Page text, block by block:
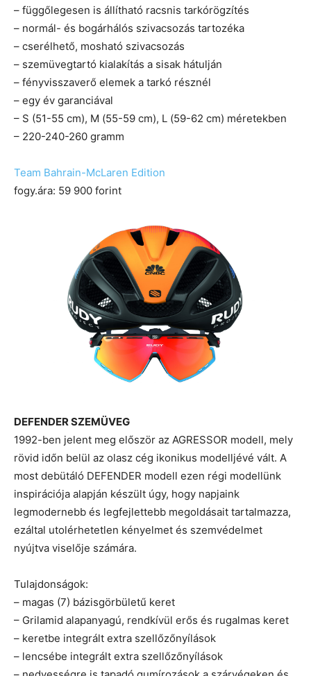
– függőlegesen is állítható racsnis tarkórögzítés
– normál- és bogárhálós szivacsozás tartozéka
– cserélhető, mosható szivacsozás
– szemüvegtartó kialakítás a sisak hátulján
– fényvisszaverő elemek a tarkó résznél
– egy év garanciával
– S (51-55 cm), M (55-59 cm), L (59-62 cm) méretekben
– 220-240-260 gramm
Team Bahrain-McLaren Edition
fogy.ára: 59 900 forint
DEFENDER SZEMÜVEG
1992-ben jelent meg először az AGRESSOR modell, mely
rövid időn belül az olasz cég ikonikus modelljévé vált. A
most debütáló DEFENDER modell ezen régi modellünk
inspirációja alapján készült úgy, hogy napjaink
legmodernebb és legfejlettebb megoldásait tartalmazza,
ezáltal utolérhetetlen kényelmet és szemvédelmet
nyújtva viselője számára.
Tulajdonságok:
– magas (7) bázisgörbületű keret
– Grilamid alapanyagú, rendkívül erős és rugalmas keret
– keretbe integrált extra szellőzőnyílások
– lencsébe integrált extra szellőzőnyílások